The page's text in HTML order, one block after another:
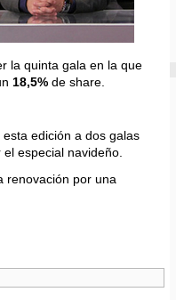
la quinta gala en la que
18,5% de share.
edición a dos galas
especial navideño.
renovación por una